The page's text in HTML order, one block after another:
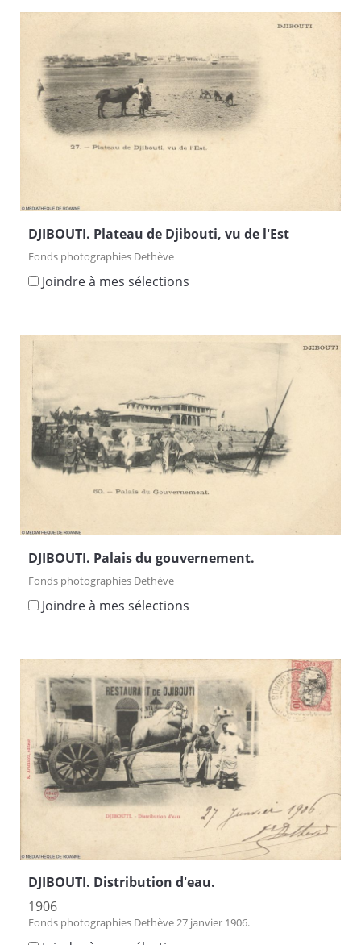
DJIBOUTI. Plateau de Djibouti, vu de l'Est
Fonds photographies Dethève
Joindre à mes sélections
DJIBOUTI. Palais du gouvernement.
Fonds photographies Dethève
Joindre à mes sélections
DJIBOUTI. Distribution d'eau.
1906
Fonds photographies Dethève 27 janvier 1906.